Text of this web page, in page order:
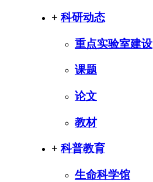
+ 科研动态
重点实验室建设
课题
论文
教材
+ 科普教育
生命科学馆